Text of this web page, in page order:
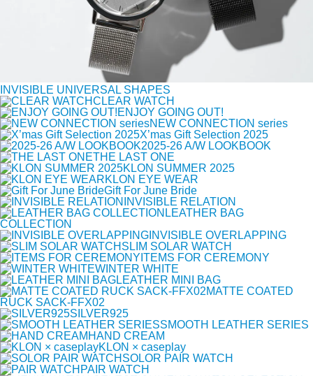
INVISIBLE UNIVERSAL SHAPES
CLEAR WATCH
ENJOY GOING OUT!
NEW CONNECTION series
X’mas Gift Selection 2025
2025-26 A/W LOOKBOOK
THE LAST ONE
KLON SUMMER 2025
KLON EYE WEAR
Gift For June Bride
INVISIBLE RELATION
LEATHER BAG
COLLECTION
INVISIBLE OVERLAPPING
SLIM SOLAR WATCH
ITEMS FOR CEREMONY
WINTER WHITE
LEATHER MINI BAG
MATTE COATED
RUCK SACK-FFX02
SILVER925
SMOOTH LEATHER SERIES
HAND CREAM
KLON × caseplay
SOLOR PAIR WATCH
PAIR WATCH